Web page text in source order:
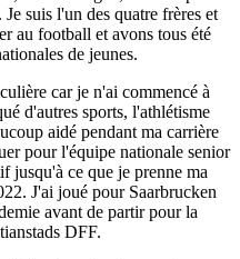
suis l'un des quatre frères et
au football et avons tous été
de jeunes.
car je n'ai commencé à
d'autres sports, l'athlétisme
aidé pendant ma carrière
pour l'équipe nationale senior
jusqu'à ce que je prenne ma
J'ai joué pour Saarbrucken
avant de partir pour la
DFF.